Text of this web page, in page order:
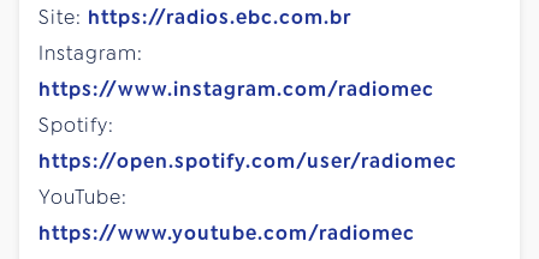
Site: https://radios.ebc.com.br
Instagram:
https://www.instagram.com/radiomec
Spotify:
https://open.spotify.com/user/radiomec
YouTube:
https://www.youtube.com/radiomec